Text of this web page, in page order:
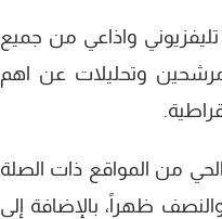
150 برنامجي يومي وأسبوعي تليفزيوني واذاعي من جميع
وتحليلات عن اهم
الحي من المواقع ذات الصلة
والنصف ظهراً، بالإضافة إلى